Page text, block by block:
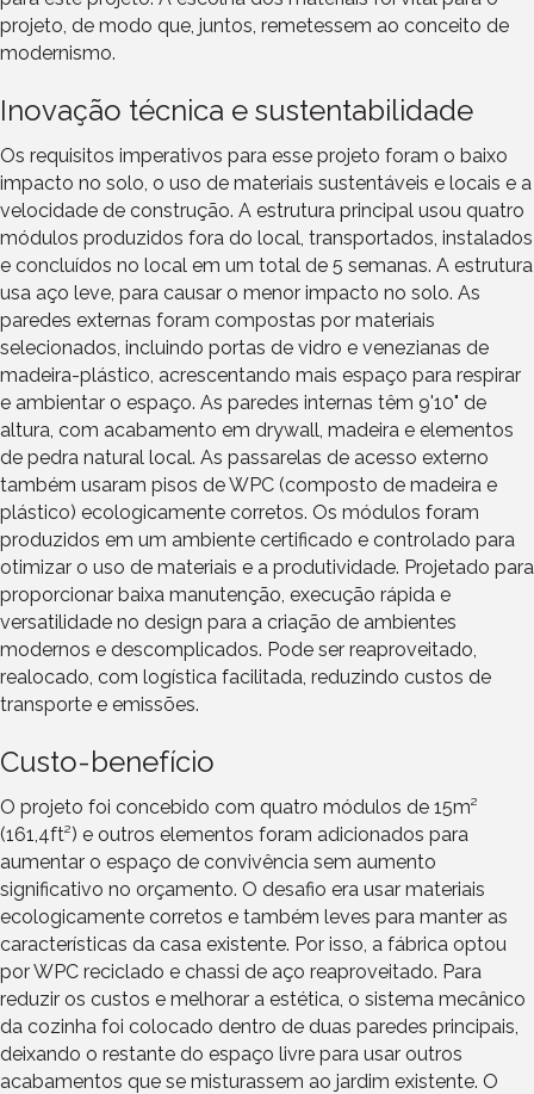
projeto, de modo que, juntos, remetessem ao conceito de
modernismo.
Inovação técnica e sustentabilidade
Os requisitos imperativos para esse projeto foram o baixo
impacto no solo, o uso de materiais sustentáveis e locais e a
velocidade de construção. A estrutura principal usou quatro
módulos produzidos fora do local, transportados, instalados
e concluídos no local em um total de 5 semanas. A estrutura
usa aço leve, para causar o menor impacto no solo. As
paredes externas foram compostas por materiais
selecionados, incluindo portas de vidro e venezianas de
madeira-plástico, acrescentando mais espaço para respirar
e ambientar o espaço. As paredes internas têm 9'10" de
altura, com acabamento em drywall, madeira e elementos
de pedra natural local. As passarelas de acesso externo
também usaram pisos de WPC (composto de madeira e
plástico) ecologicamente corretos. Os módulos foram
produzidos em um ambiente certificado e controlado para
otimizar o uso de materiais e a produtividade. Projetado para
proporcionar baixa manutenção, execução rápida e
versatilidade no design para a criação de ambientes
modernos e descomplicados. Pode ser reaproveitado,
realocado, com logística facilitada, reduzindo custos de
transporte e emissões.
Custo-benefício
O projeto foi concebido com quatro módulos de 15m²
(161,4ft²) e outros elementos foram adicionados para
aumentar o espaço de convivência sem aumento
significativo no orçamento. O desafio era usar materiais
ecologicamente corretos e também leves para manter as
características da casa existente. Por isso, a fábrica optou
por WPC reciclado e chassi de aço reaproveitado. Para
reduzir os custos e melhorar a estética, o sistema mecânico
da cozinha foi colocado dentro de duas paredes principais,
deixando o restante do espaço livre para usar outros
acabamentos que se misturassem ao jardim existente. O